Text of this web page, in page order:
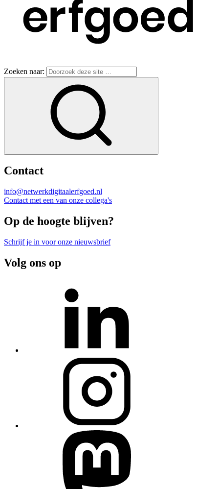
Zoeken naar:
Contact
info@netwerkdigitaalerfgoed.nl
Contact met een van onze collega's
Op de hoogte blijven?
Schrijf je in voor onze nieuwsbrief
Volg ons op